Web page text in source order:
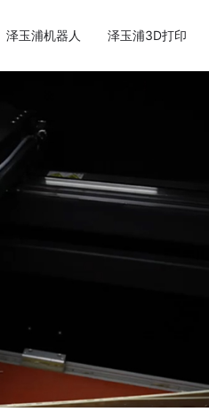
泽玉浦机器人 泽玉浦3D打印